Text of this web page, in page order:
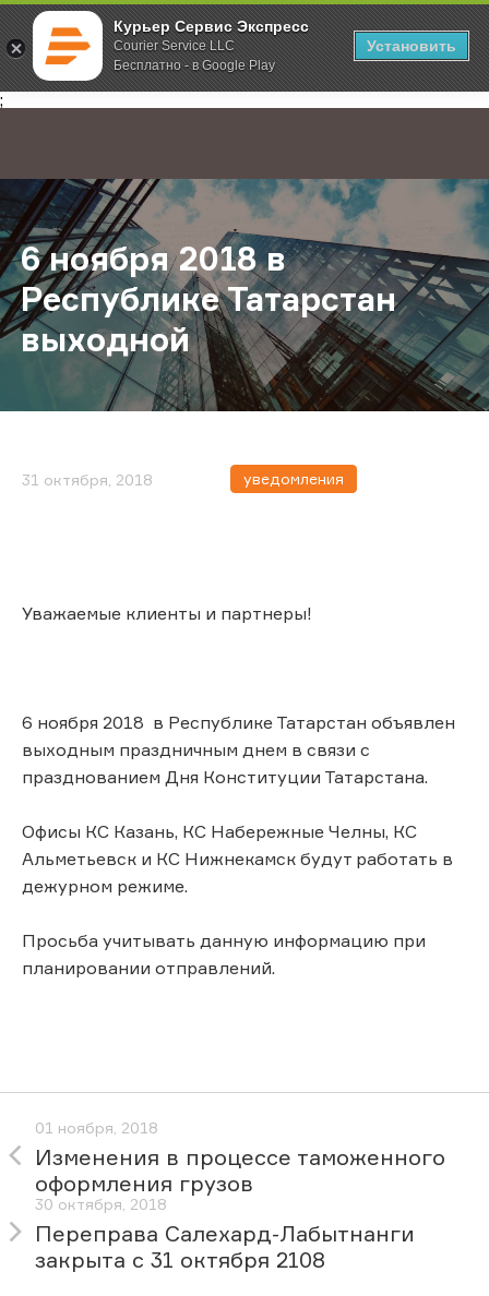
Курьер Сервис Экспресс
Courier Service LLC
Бесплатно - в Google Play
Установить
;
Главная О компании Новости 6 ноября 2018 в Республике
6 ноября 2018 в
Республике Татарстан
выходной
31 октября, 2018 уведомления
Уважаемые клиенты и партнеры!
6 ноября 2018 в Республике Татарстан объявлен
выходным праздничным днем в связи с
празднованием Дня Конституции Татарстана.
Офисы КС Казань, КС Набережные Челны, КС
Альметьевск и КС Нижнекамск будут работать в
дежурном режиме.
Просьба учитывать данную информацию при
планировании отправлений.
01 ноября, 2018
Изменения в процессе таможенного
оформления грузов
30 октября, 2018
Переправа Салехард-Лабытнанги
закрыта с 31 октября 2108